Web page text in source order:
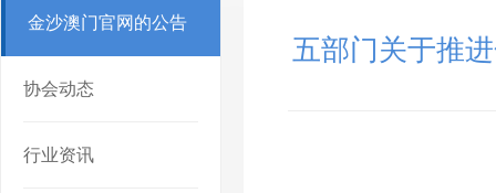
金沙澳门官网的公告
协会动态
行业资讯
五部门关于推